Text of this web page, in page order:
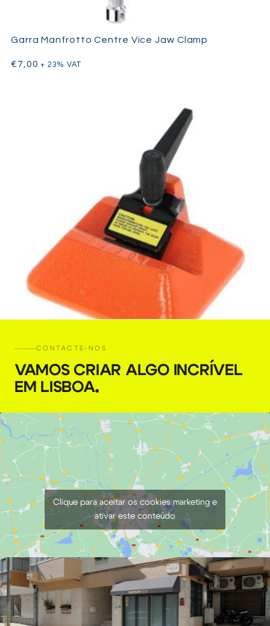
Garra Manfrotto Centre Vice Jaw Clamp
€7,00 + 23% VAT
Contrapeso 7 kg / 15 lb
€4,00 + 23% VAT
CONTACTE-NOS
VAMOS CRIAR ALGO INCRÍVEL
EM LISBOA.
Clique para aceitar os cookies marketing e
ativar este conteúdo